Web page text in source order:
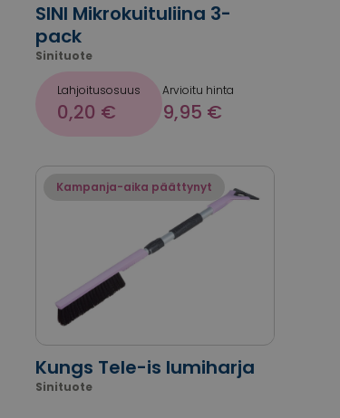
SINI Mikrokuituliina 3-
pack
Sinituote
Lahjoitusosuus
0,20 €
Arvioitu hinta
9,95 €
Kampanja-aika päättynyt
Kungs Tele-is lumiharja
Sinituote